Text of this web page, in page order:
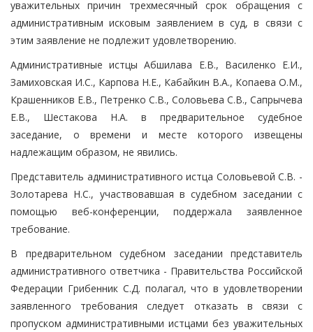
уважительных причин трехмесячный срок обращения с
административным исковым заявлением в суд, в связи с
этим заявление не подлежит удовлетворению.
Административные истцы Абшилава Е.В., Василенко Е.И.,
Замиховская И.С., Карпова Н.Е., Кабайкин В.А., Копаева О.М.,
Крашенников Е.В., Петренко С.В., Соловьева С.В., Сапрычева
Е.В., Шестакова Н.А. в предварительное судебное
заседание, о времени и месте которого извещены
надлежащим образом, не явились.
Представитель административного истца Соловьевой С.В. -
Золотарева Н.С., участвовавшая в судебном заседании с
помощью веб-конференции, поддержала заявленное
требование.
В предварительном судебном заседании представитель
административного ответчика - Правительства Российской
Федерации Грибенник С.Д. полагал, что в удовлетворении
заявленного требования следует отказать в связи с
пропуском административными истцами без уважительных